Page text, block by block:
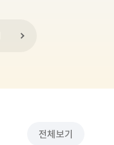
전체보기